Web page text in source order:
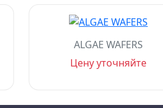
ALGAE WAFERS
Цену уточняйте